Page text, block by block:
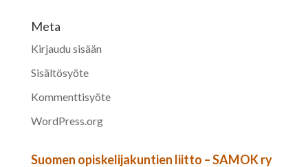
Meta
Kirjaudu sisään
Sisältösyöte
Kommenttisyöte
WordPress.org
Suomen opiskelijakuntien liitto – SAMOK ry